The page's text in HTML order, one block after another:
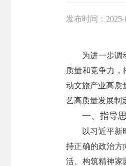
发布时间： 2025-
为进一步调
质量和竞争力
动文旅产业高质
艺高质量发展制
一、指导
以习近平
持正确的政治方
活、构筑精神家